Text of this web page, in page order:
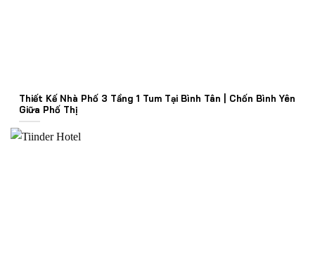
Thiết Kế Nhà Phố 3 Tầng 1 Tum Tại Bình Tân | Chốn Bình Yên
Giữa Phố Thị